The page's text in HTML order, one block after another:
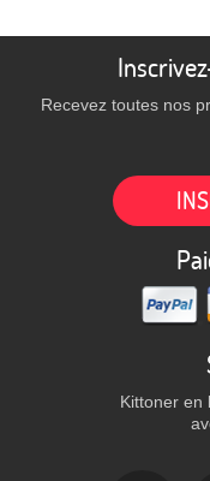
Recevez toutes nos
Kittoner en